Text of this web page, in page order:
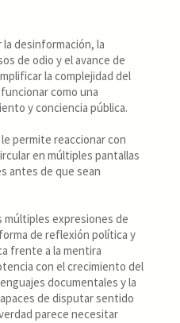
desinformación, la
de odio y el avance de
la complejidad del
como una
y conciencia pública.
permite reaccionar con
en múltiples pantallas
antes de que sean
múltiples expresiones de
de reflexión política y
frente a la mentira
con el crecimiento del
documentales y la
de disputar sentido
parece necesitar